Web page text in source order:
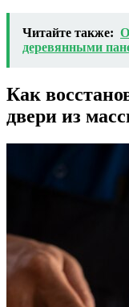
Читайте также:
деревянными
Как
двери из